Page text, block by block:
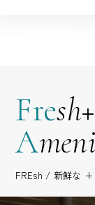
Fresh+
A
FREsh / 新鮮な +